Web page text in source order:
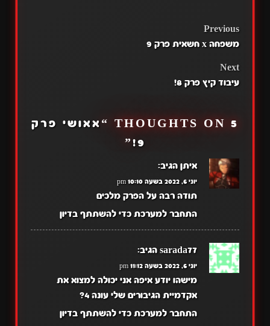
POST
Previous
משפחה x חשאית פרק 9
Next
עיבוד קיץ פרק 8!
5 THOUGHTS ON “
אאושי פרק
9!
”
איתן הגיב:
יוני 6, 2022 בשעה 10:10 pm
תודה רבה על הפרק מלכים
התחבר למערכת כדי להשתתף בדיון
sarada77 הגיב:
יוני 6, 2022 בשעה 11:12 pm
מישהו יודע איפה אני יכולה למצוא את
אקדמיית הגיבורים שלי עונה 4?
התחבר למערכת כדי להשתתף בדיון